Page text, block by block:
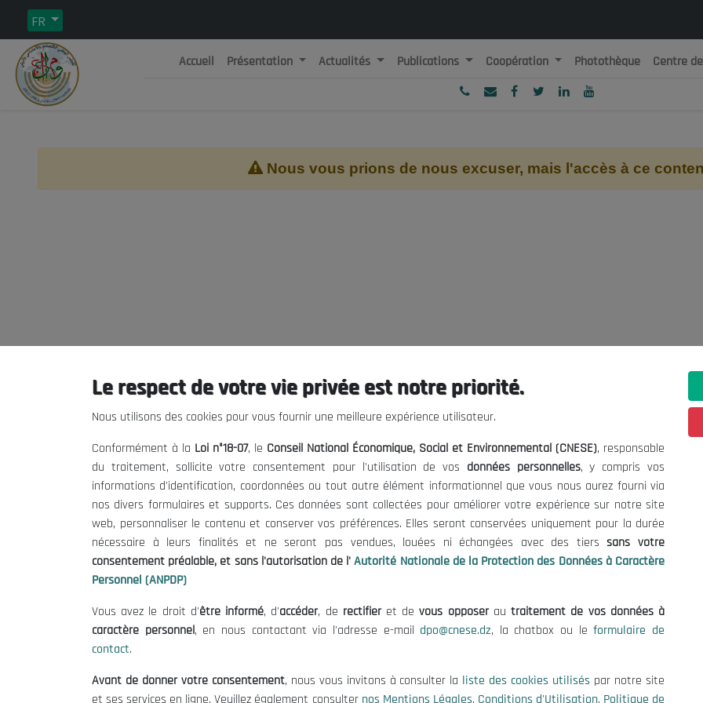
FR
République Algérienne Démocratique et Populaire
Accueil Présentation Actualités Publications Coopération Photothèque Centre
Nous vous prions de nous excuser, mais l'accès à ce
Le CNESE
Le président
Organisation
Publications
Informations utiles
Mentions Légales
Conditions d'Utilisation
Politique de Protection des Données
Politique des Cookies
contact@cnese.dz
Suggestions ou Initiatives ?
Newsletter
Inscrivez-vous, soyez le premier à
nos dernières nouvelles.
Suivez-Nous!
© 2026 Conseil National Économique, Social et Environnemental
Le respect de votre vie privée est notre priorité.
Nous utilisons des cookies pour vous fournir une meilleure expérience utilisateur.
Conformément à la Loi n°18-07, le Conseil National Économique, Social et Environnemental (CNESE), responsable
du traitement, sollicite votre consentement pour l'utilisation de vos données personnelles, y compris vos
informations d'identification, coordonnées ou tout autre élément informationnel que vous nous aurez fourni via
nos divers formulaires et supports. Ces données sont collectées pour améliorer votre expérience sur notre site
web, personnaliser le contenu et conserver vos préférences. Elles seront conservées uniquement pour la durée
nécessaire à leurs finalités et ne seront pas vendues, louées ni échangées avec des tierssans votre
consentement préalable, et sans l'autorisation de l' Autorité Nationale de la Protection des Données à Caractère
Personnel (ANPDP)
Vous avez le droit d'être informé, d'accéder, de rectifieret devous opposerautraitement de vos données à
caractère personnel, en nous contactant via l'adresse e-mail dpo@cnese.dz, la chatbox ou leformulaire de
contact.
Avant de donner votre consentement, nous vous invitons à consulter la liste des cookies utilisés par notre site
et ses services en ligne. Veuillez également consulter nos Mentions Légales, Conditions d'Utilisation, Politique de